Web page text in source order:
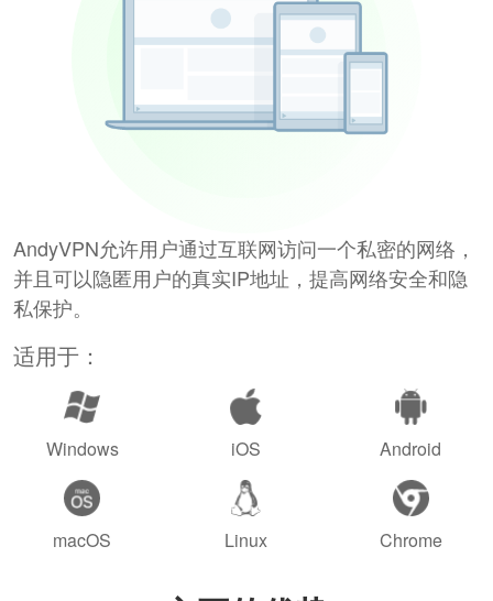
AndyVPN允许用户通过互联网访问一个私密的网络，
并且可以隐匿用户的真实IP地址，提高网络安全和隐
私保护。
适用于：
Windows iOS Android
macOS Linux Chrome